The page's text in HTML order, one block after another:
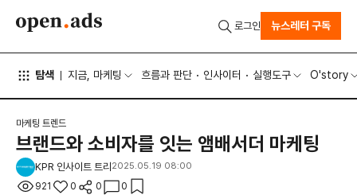
탐색 지금, 마케팅 흐름과 판단 인사이터 실행도구 O'story
로그인 뉴스레터 구독
마케팅 트렌드
브랜드와 소비자를 잇는 앰배서더 마케팅
KPR 인사이트 트리 2025.05.19 08:00
921 0 0 0